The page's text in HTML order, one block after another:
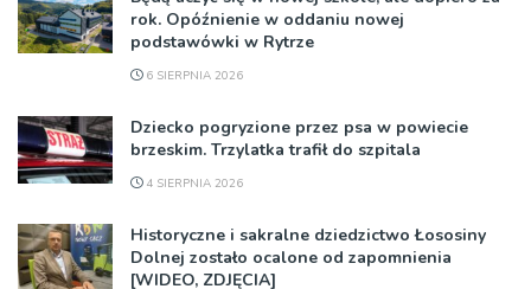
rok. Opóźnienie w oddaniu nowej
podstawówki w Rytrze
6 SIERPNIA 2026
Dziecko pogryzione przez psa w powiecie
brzeskim. Trzylatka trafił do szpitala
4 SIERPNIA 2026
Historyczne i sakralne dziedzictwo Łososiny
Dolnej zostało ocalone od zapomnienia
[WIDEO, ZDJĘCIA]